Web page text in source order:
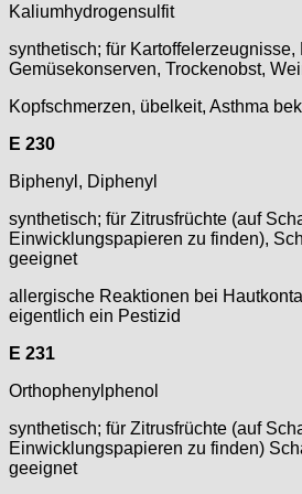
Kaliumhydrogensulfit
synthetisch; für Kartoffelerzeugnisse,
Gemüsekonserven, Trockenobst,
Kopfschmerzen, übelkeit, Asthma
E 230
Biphenyl, Diphenyl
synthetisch; für Zitrusfrüchte (auf
Einwicklungspapieren zu finden),
geeignet
allergische Reaktionen bei
eigentlich ein Pestizid
E 231
Orthophenylphenol
synthetisch; für Zitrusfrüchte (auf
Einwicklungspapieren zu finden)
geeignet